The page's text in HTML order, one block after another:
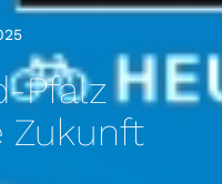
Pfalz
Zukunft